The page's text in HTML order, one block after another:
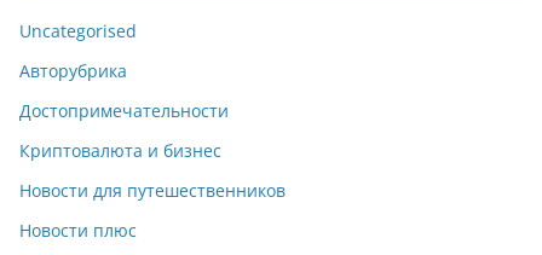
Uncategorised
Авторубрика
Достопримечательности
Криптовалюта и бизнес
Новости для путешественников
Новости плюс